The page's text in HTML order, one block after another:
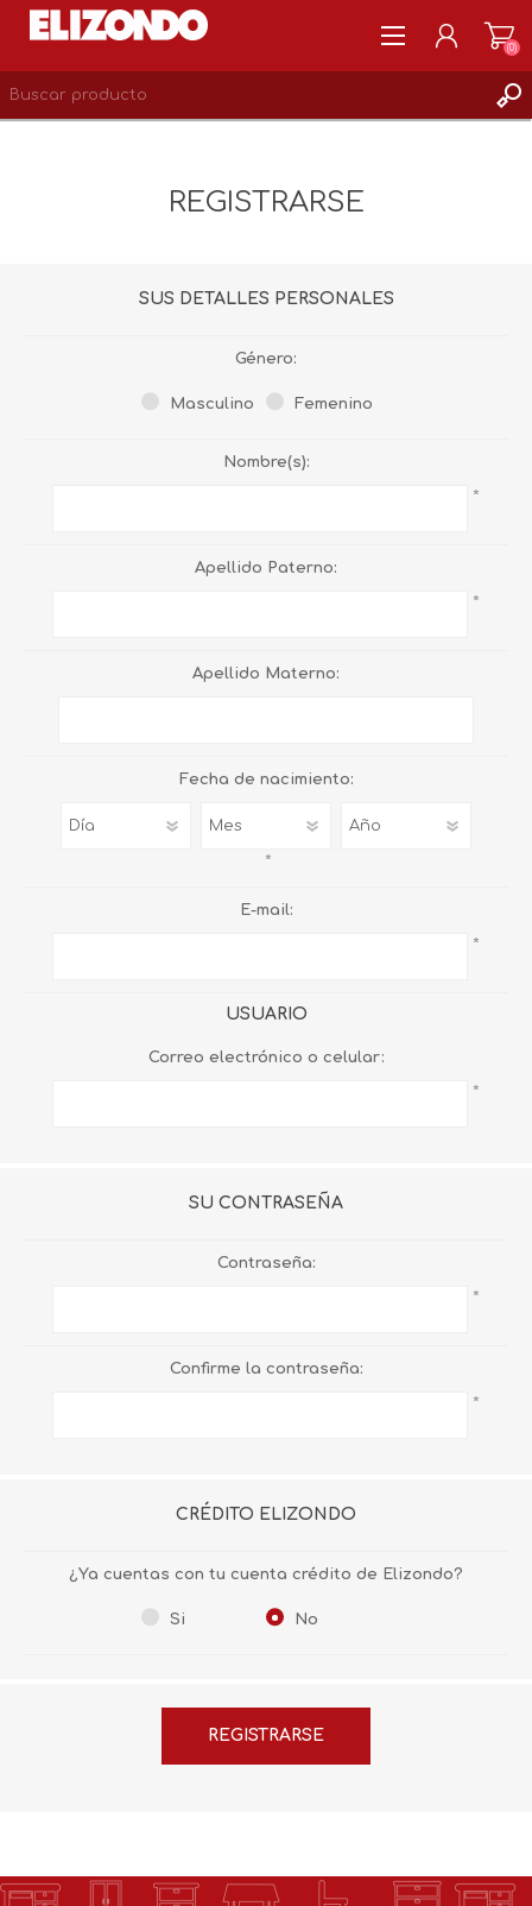
(0)
REGISTRARSE
SUS DETALLES PERSONALES
Género:
Masculino Femenino
Nombre(s):
*
Apellido Paterno:
*
Apellido Materno:
Fecha de nacimiento:
*
E-mail:
*
USUARIO
Correo electrónico o celular:
*
SU CONTRASEÑA
Contraseña:
*
Confirme la contraseña:
*
CRÉDITO ELIZONDO
¿Ya cuentas con tu cuenta crédito de Elizondo?
Si No